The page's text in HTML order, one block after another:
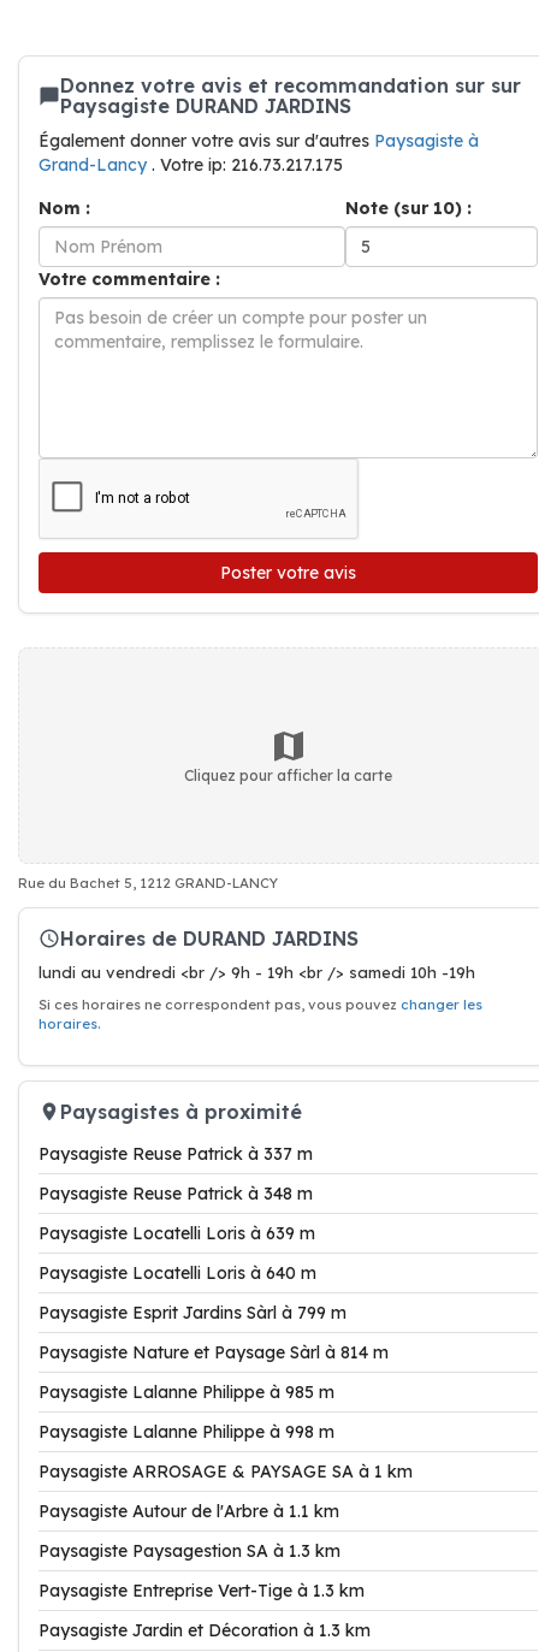
Donnez votre avis et recommandation sur sur
Paysagiste DURAND JARDINS
Également donner votre avis sur d'autres Paysagiste à
Grand-Lancy. Votre ip: 216.73.217.175
Nom :
Note (sur 10) :
Votre commentaire :
Poster votre avis
Cliquez pour afficher la carte
Rue du Bachet 5, 1212 GRAND-LANCY
Horaires de DURAND JARDINS
lundi au vendredi <br /> 9h - 19h <br /> samedi 10h -19h
Si ces horaires ne correspondent pas, vous pouvez changer les
horaires.
Paysagistes à proximité
Paysagiste Reuse Patrick à 337 m
Paysagiste Reuse Patrick à 348 m
Paysagiste Locatelli Loris à 639 m
Paysagiste Locatelli Loris à 640 m
Paysagiste Esprit Jardins Sàrl à 799 m
Paysagiste Nature et Paysage Sàrl à 814 m
Paysagiste Lalanne Philippe à 985 m
Paysagiste Lalanne Philippe à 998 m
Paysagiste ARROSAGE & PAYSAGE SA à 1 km
Paysagiste Autour de l'Arbre à 1.1 km
Paysagiste Paysagestion SA à 1.3 km
Paysagiste Entreprise Vert-Tige à 1.3 km
Paysagiste Jardin et Décoration à 1.3 km